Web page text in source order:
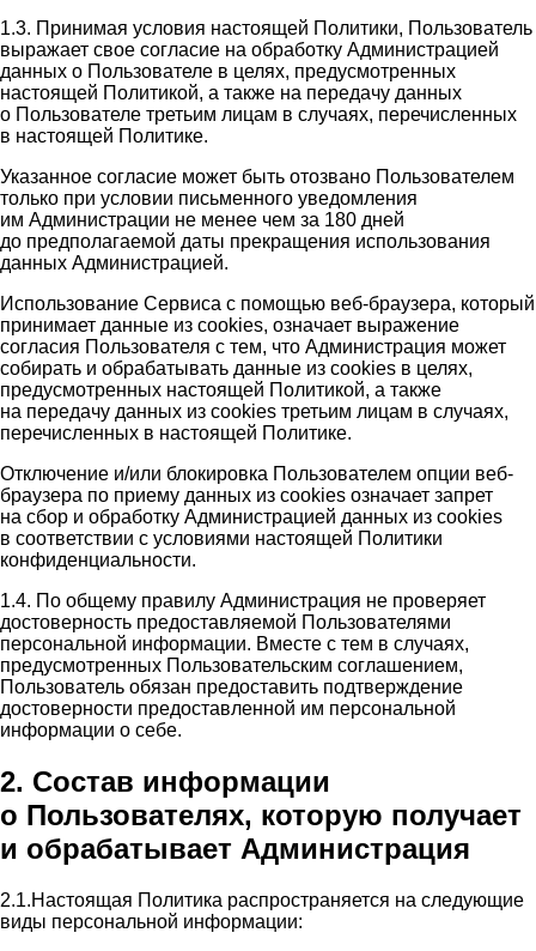
1.3. Принимая условия настоящей Политики, Пользователь
выражает свое согласие на обработку Администрацией
данных о Пользователе в целях, предусмотренных
настоящей Политикой, а также на передачу данных
о Пользователе третьим лицам в случаях, перечисленных
в настоящей Политике.
Указанное согласие может быть отозвано Пользователем
только при условии письменного уведомления
им Администрации не менее чем за 180 дней
до предполагаемой даты прекращения использования
данных Администрацией.
Использование Сервиса с помощью веб-браузера, который
принимает данные из cookies, означает выражение
согласия Пользователя с тем, что Администрация может
собирать и обрабатывать данные из cookies в целях,
предусмотренных настоящей Политикой, а также
на передачу данных из cookies третьим лицам в случаях,
перечисленных в настоящей Политике.
Отключение и/или блокировка Пользователем опции веб-
браузера по приему данных из cookies означает запрет
на сбор и обработку Администрацией данных из cookies
в соответствии с условиями настоящей Политики
конфиденциальности.
1.4. По общему правилу Администрация не проверяет
достоверность предоставляемой Пользователями
персональной информации. Вместе с тем в случаях,
предусмотренных Пользовательским соглашением,
Пользователь обязан предоставить подтверждение
достоверности предоставленной им персональной
информации о себе.
2. Состав информации
о Пользователях, которую получает
и обрабатывает Администрация
2.1.Настоящая Политика распространяется на следующие
виды персональной информации: